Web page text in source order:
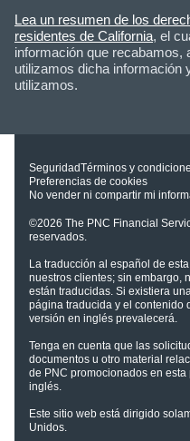
Lea un resumen de los
residentes de California, el
información que recabamos,
utilizamos dicha información
utilizamos.
SeguridadTérminos y
Preferencias de cookies
No vender ni compartir mi
©2026 The PNC Financial
reservados.
La traducción al español de
nuestros clientes; sin embargo,
están traducidas. Si existiera
página traducida y el contenido
versión en inglés prevalecerá.
Tenga en cuenta que las
documentos u otro material
de PNC promocionados en
inglés.
Este sitio web está dirigido
Unidos.